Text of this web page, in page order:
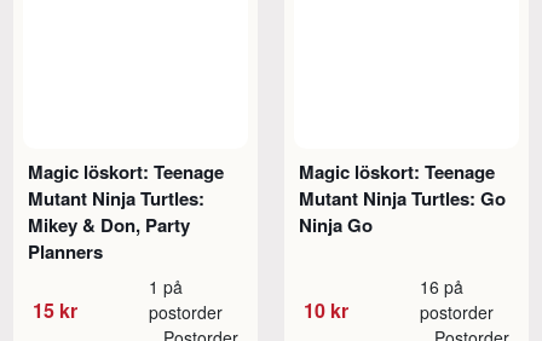
Magic löskort: Teenage
Mutant Ninja Turtles:
Mikey & Don, Party
Planners
15 kr
1 på
postorder
Magic löskort: Teenage
Mutant Ninja Turtles: Go
Ninja Go
10 kr
16 på
postorder